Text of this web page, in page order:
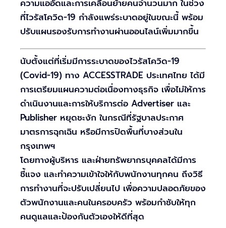
ความแออัดและการเคลื่อนย้ายคนจำนวนมาก ในช่วง
ที่ไวรัสโควิด-19 กำลังแพร่ระบาดอยู่ในขณะนี้ พร้อม
ปรับแผนรองรับการทำงานผ่านออนไลน์เพิ่มมากขึ้น
นับตั้งแต่ที่เริ่มมีการระบาดของไวรัสโควิด-19
(Covid-19) ทาง ACCESSTRADE ประเทศไทย ได้มี
การเตรียมแผนความต่อเนื่องทางธุรกิจ เพื่อไม่ให้การ
ดำเนินงานและการให้บริการต่อ Advertiser และ
Publisher หยุดชะงัก ในกรณีที่รัฐบาลประกาศ
มาตรการฉุกเฉิน หรือมีการปิดพื้นที่บางส่วนใน
กรุงเทพฯ
โดยทางผู้บริหาร และฝ่ายทรัพยากรบุคคลได้มีการ
ชี้แจง และทำความเข้าใจให้กับพนักงานทุกคน ถึงวิธี
การทำงานที่จะปรับเปลี่ยนไป เพื่อความปลอดภัยของ
ตัวพนักงานและคนในครอบครัว พร้อมกำชับให้ทุก
คนดูแลและป้องกันตัวเองให้ดีที่สุด